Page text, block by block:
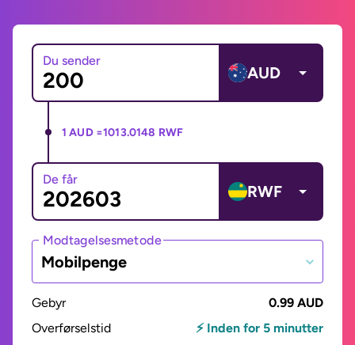
Du sender
AUD
1 AUD =1013.0148 RWF
De får
RWF
Modtagelsesmetode
Mobilpenge
Gebyr
0.99 AUD
Overførselstid
⚡ Inden for 5 minutter